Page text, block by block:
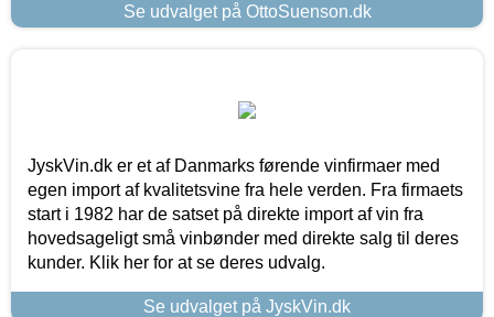
Se udvalget på OttoSuenson.dk
JyskVin.dk er et af Danmarks førende vinfirmaer med
egen import af kvalitetsvine fra hele verden. Fra firmaets
start i 1982 har de satset på direkte import af vin fra
hovedsageligt små vinbønder med direkte salg til deres
kunder. Klik her for at se deres udvalg.
Se udvalget på JyskVin.dk